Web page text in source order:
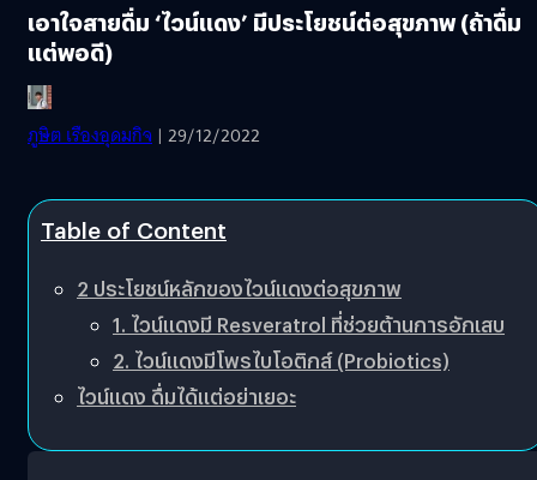
เอาใจสายดื่ม ‘ไวน์แดง’ มีประโยชน์ต่อสุขภาพ (ถ้าดื่ม
แต่พอดี)
ภูษิต เรืองอุดมกิจ | 29/12/2022
Table of Content
2 ประโยชน์หลักของไวน์แดงต่อสุขภาพ
1. ไวน์แดงมี Resveratrol ที่ช่วยต้านการอักเสบ
2. ไวน์แดงมีโพรไบโอติกส์ (Probiotics)
ไวน์แดง ดื่มได้แต่อย่าเยอะ